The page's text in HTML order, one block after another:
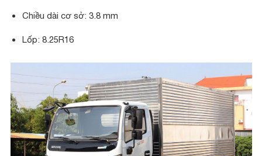
Chiều dài cơ sở: 3.8 mm
Lốp: 8.25R16